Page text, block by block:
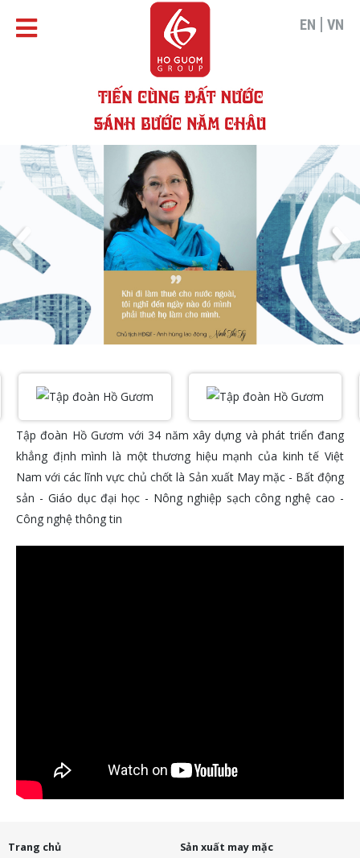
EN | VN
Tập đoàn Hồ Gươm với 34 năm xây dựng và phát triển đang
khẳng định mình là một thương hiệu mạnh của kinh tế Việt
Nam với các lĩnh vực chủ chốt là Sản xuất May mặc - Bất động
sản - Giáo dục đại học - Nông nghiệp sạch công nghệ cao -
Công nghệ thông tin
Trang chủ
Sản xuất may mặc